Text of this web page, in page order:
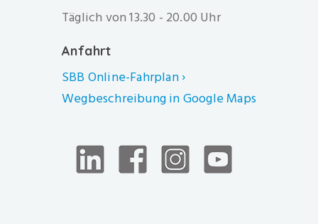
Täglich von 13.30 - 20.00 Uhr
Anfahrt
SBB Online-Fahrplan ›
Wegbeschreibung in Google Maps